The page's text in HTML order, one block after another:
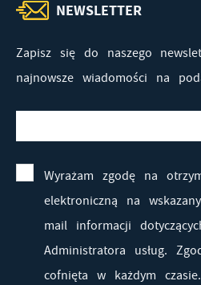
NEWSLETTER
Zapisz się do naszego
najnowsze wiadomości na
Wyrażam zgodę na
elektroniczną na
mail informacji
Administratora usług.
cofnięta w każdym czasie.